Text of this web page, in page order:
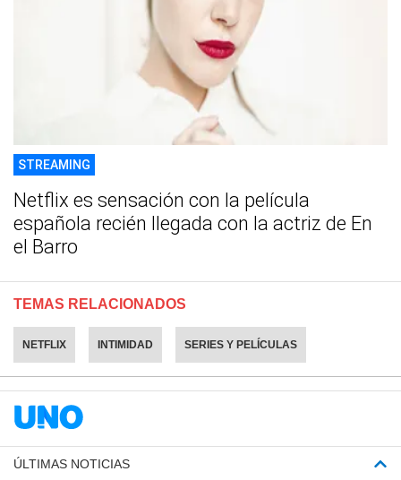
STREAMING
Netflix es sensación con la película
española recién llegada con la actriz de En
el Barro
TEMAS RELACIONADOS
NETFLIX INTIMIDAD SERIES Y PELÍCULAS
ÚLTIMAS NOTICIAS